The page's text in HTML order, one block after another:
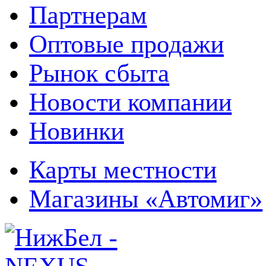
Партнерам
Оптовые продажи
Рынок сбыта
Новости компании
Новинки
Карты местности
Магазины «Автомиг»